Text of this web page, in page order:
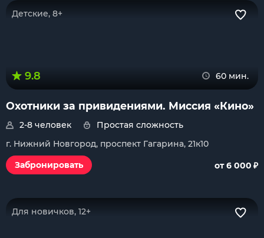
Детские, 8+
9.8 60 мин.
Охотники за привидениями. Миссия «Кино»
2-8 человек
Простая сложность
г. Нижний Новгород, проспект Гагарина, 21к10
Забронировать
от 6 000 ₽
Для новичков, 12+